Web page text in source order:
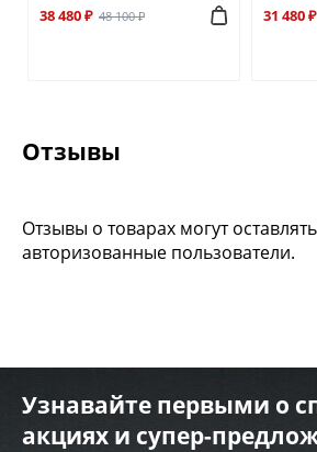
38 480 ₽ 48 100 ₽ 31 480 ₽
Отзывы
Отзывы о товарах могут
авторизованные пользователи.
Узнавайте первыми о
акциях и супер-